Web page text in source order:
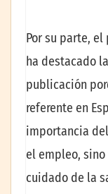
Por su parte,
ha destacado
publicación
referente en
importancia
el empleo,
cuidado de la